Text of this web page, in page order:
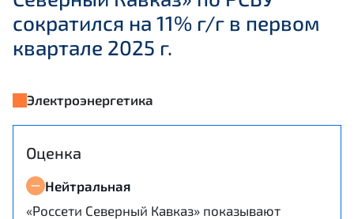
сократился на 11% г/г в первом
квартале 2025 г.
Электроэнергетика
Оценка
Нейтральная
«Россети Северный Кавказ» показывают